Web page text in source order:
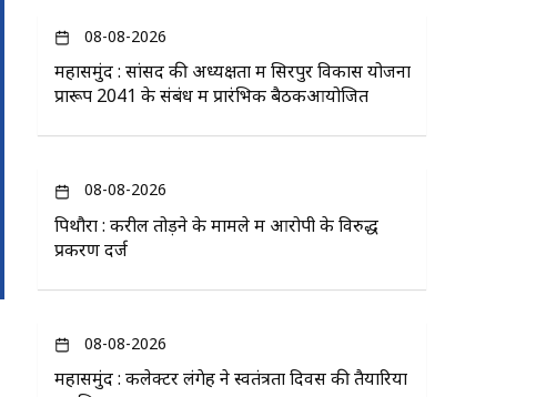
08-08-2026
महासमुंद : सांसद की अध्यक्षता में सिरपुर विकास योजना
प्रारूप 2041 के संबंध में प्रारंभिक बैठकआयोजित
08-08-2026
पिथौरा : करील तोड़ने के मामले में आरोपी के विरुद्ध
प्रकरण दर्ज
08-08-2026
महासमुंद : कलेक्टर लंगेह ने स्वतंत्रता दिवस की तैयारियों